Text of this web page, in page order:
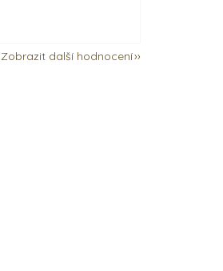
Zobrazit další hodnocení